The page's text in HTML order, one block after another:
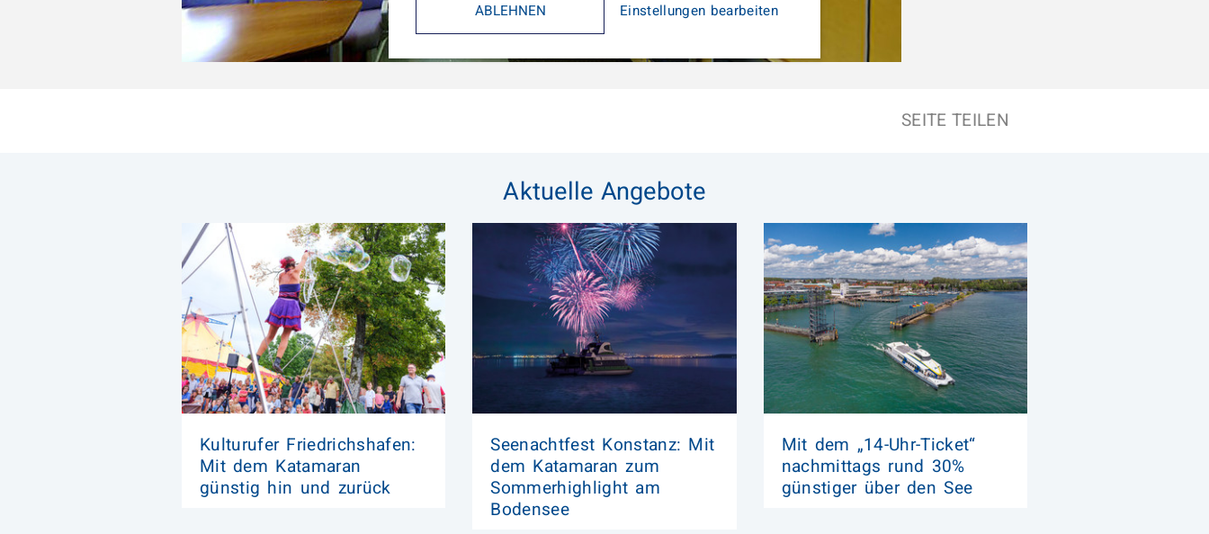
SEITE TEILEN
Aktuelle Angebote
Kulturufer Friedrichshafen:
Mit dem Katamaran
günstig hin und zurück
Seenachtfest Konstanz: Mit
dem Katamaran zum
Sommerhighlight am
Bodensee
Mit dem „14-Uhr-Ticket“
nachmittags rund 30%
günstiger über den See
ABLEHNEN Einstellungen bearbeiten